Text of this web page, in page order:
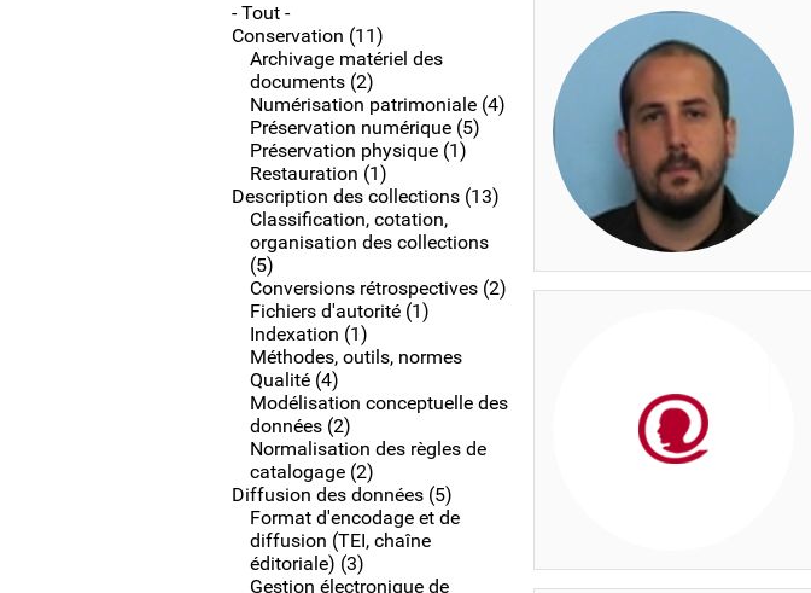
- Tout -
Conservation (11)
Archivage matériel des
documents (2)
Numérisation patrimoniale (4)
Préservation numérique (5)
Préservation physique (1)
Restauration (1)
Description des collections (13)
Classification, cotation,
organisation des collections
(5)
Conversions rétrospectives (2)
Fichiers d'autorité (1)
Indexation (1)
Méthodes, outils, normes
Qualité (4)
Modélisation conceptuelle des
données (2)
Normalisation des règles de
catalogage (2)
Diffusion des données (5)
Format d'encodage et de
diffusion (TEI, chaîne
éditoriale) (3)
Gestion électronique de